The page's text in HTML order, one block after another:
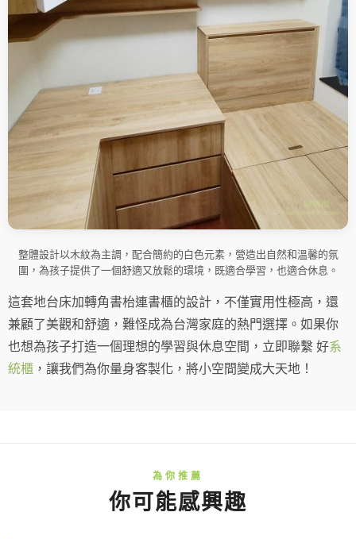
整體設計以木紋為主調，配合簡約的白色元素，營造出自然和溫馨的氛
圍，為孩子提供了一個舒適又放鬆的環境，既適合學習，也適合休息。
這套地台床加轉角書枱連書櫃的設計，不僅實用性極高，還
兼顧了美觀和舒適，難怪成為台灣家庭的熱門選擇。如果你
也想為孩子打造一個理想的學習與休息空間，立即聯繫 好系
統櫃 ，讓我們為你量身客製化，將小空間變成大天地！
你可能感興趣